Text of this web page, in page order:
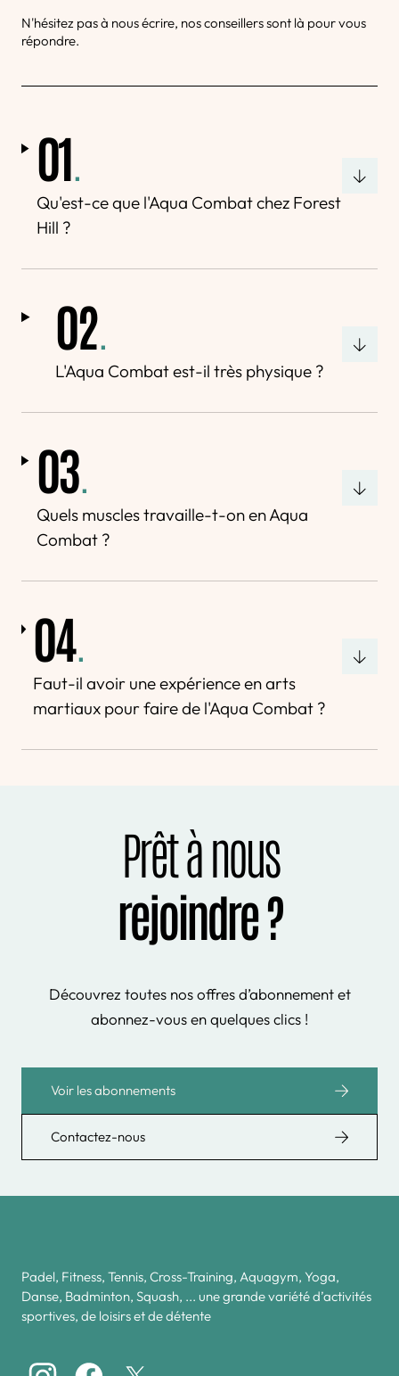
N'hésitez pas à nous écrire, nos conseillers sont là pour vous
répondre.
01.
Qu'est-ce que l'Aqua Combat chez Forest
Hill ?
02.
L'Aqua Combat est-il très physique ?
03.
Quels muscles travaille-t-on en Aqua
Combat ?
04.
Faut-il avoir une expérience en arts
martiaux pour faire de l'Aqua Combat ?
Prêt à nous
rejoindre ?
Découvrez toutes nos offres d’abonnement et
abonnez-vous en quelques clics !
Voir les abonnements
Contactez-nous
Padel, Fitness, Tennis, Cross-Training, Aquagym, Yoga,
Danse, Badminton, Squash, ... une grande variété d’activités
sportives, de loisirs et de détente